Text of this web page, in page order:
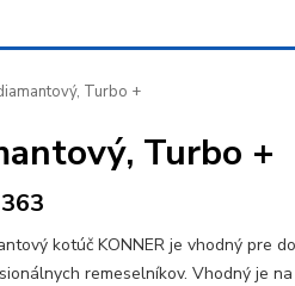
Turbo +
Turbo +
kotúč KONNER je vhodný pre
remeselníkov. Vhodný je